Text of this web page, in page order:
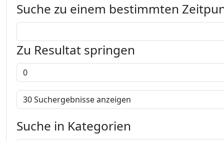
Suche zu einem bestimmten
Zu Resultat springen
Suche in Kategorien